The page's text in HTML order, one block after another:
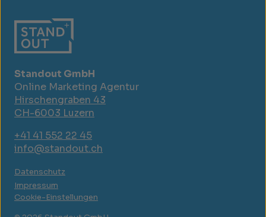
Standout GmbH
Online Marketing Agentur
Hirschengraben 43
CH-6003 Luzern
+41 41 552 22 45
info@standout.ch
Datenschutz
Impressum
Cookie-Einstellungen